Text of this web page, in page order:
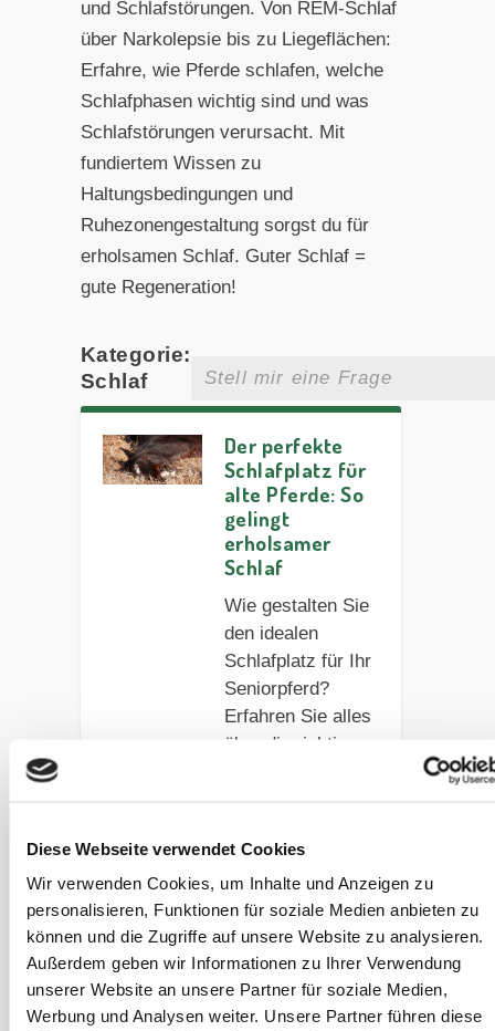
Diese Webseite verwendet Cookies
Wir verwenden Cookies, um Inhalte und Anzeigen zu
personalisieren, Funktionen für soziale Medien anbieten zu
können und die Zugriffe auf unsere Website zu analysieren.
Außerdem geben wir Informationen zu Ihrer Verwendung
unserer Website an unsere Partner für soziale Medien,
Werbung und Analysen weiter. Unsere Partner führen diese
und Schlafstörungen. Von REM-Schlaf
über Narkolepsie bis zu Liegeflächen:
Erfahre, wie Pferde schlafen, welche
Schlafphasen wichtig sind und was
Schlafstörungen verursacht. Mit
fundiertem Wissen zu
Haltungsbedingungen und
Ruhezonengestaltung sorgst du für
erholsamen Schlaf. Guter Schlaf =
gute Regeneration!
Kategorie:
Schlaf
Der perfekte
Schlafplatz für
alte Pferde: So
gelingt
erholsamer
Schlaf
Wie gestalten Sie
den idealen
Schlafplatz für Ihr
Seniorpferd?
Erfahren Sie alles
über die richtige
Artikel lesen
Wie viel Schlaf
braucht ein
Pferd?